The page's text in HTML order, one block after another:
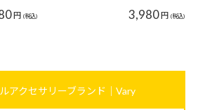
円 (税込) 3,980円 (税込)
アクセサリーブランド｜Vary